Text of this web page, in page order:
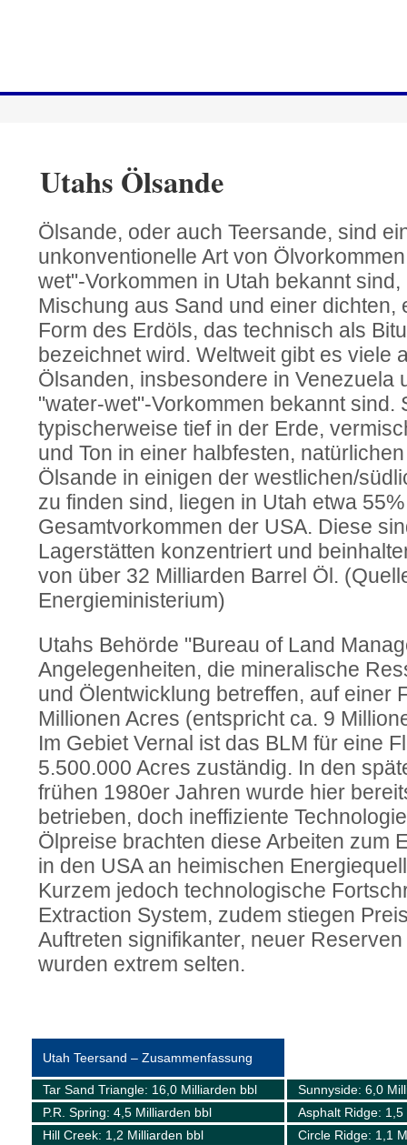
Utahs Ölsande
Ölsande, oder auch Teersande, sind
unkonventionelle Art von
wet"-Vorkommen in Utah bekannt
Mischung aus Sand und einer dichten,
Form des Erdöls, das technisch als
bezeichnet wird. Weltweit gibt es viele
Ölsanden, insbesondere in Venezuela
"water-wet"-Vorkommen bekannt sind.
typischerweise tief in der Erde,
und Ton in einer halbfesten,
Ölsande in einigen der westlichen/
zu finden sind, liegen in Utah etwa
Gesamtvorkommen der USA. Diese
Lagerstätten konzentriert und
von über 32 Milliarden Barrel Öl.
Energieministerium)
Utahs Behörde "Bureau of Land
Angelegenheiten, die mineralische
und Ölentwicklung betreffen, auf einer
Millionen Acres (entspricht ca. 9
Im Gebiet Vernal ist das BLM für eine
5.500.000 Acres zuständig. In den
frühen 1980er Jahren wurde hier
betrieben, doch ineffiziente
Ölpreise brachten diese Arbeiten zum
in den USA an heimischen
Kurzem jedoch technologische
Extraction System, zudem stiegen
Auftreten signifikanter, neuer
wurden extrem selten.
Utah Teersand – Zusammenfassung
Tar Sand Triangle: 16,0 Milliarden bbl
Sunnyside: 6,0
P.R. Spring: 4,5 Milliarden bbl
Asphalt Ridge:
Hill Creek: 1,2 Milliarden bbl
Circle Ridge: 1,1